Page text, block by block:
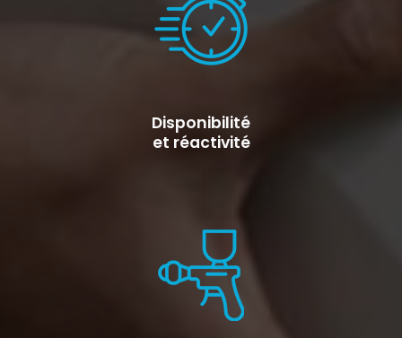
Disponibilité
et réactivité